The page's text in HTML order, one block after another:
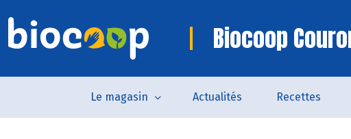
Biocoop
Le magasin Actualités Recettes